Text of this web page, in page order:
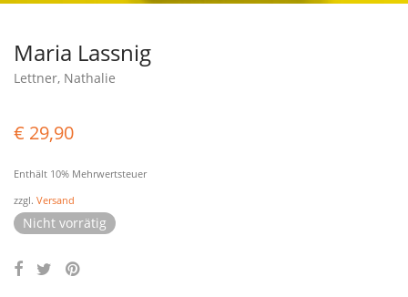
Maria Lassnig
Lettner, Nathalie
€ 29,90
Enthält 10% Mehrwertsteuer
zzgl. Versand
Nicht vorrätig